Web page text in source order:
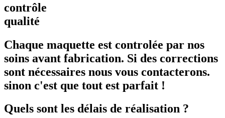
contrôle
qualité
Chaque maquette est controlée par nos
soins avant fabrication. Si des corrections
sont nécessaires nous vous contacterons.
sinon c'est que tout est parfait !
Quels sont les délais de réalisation ?